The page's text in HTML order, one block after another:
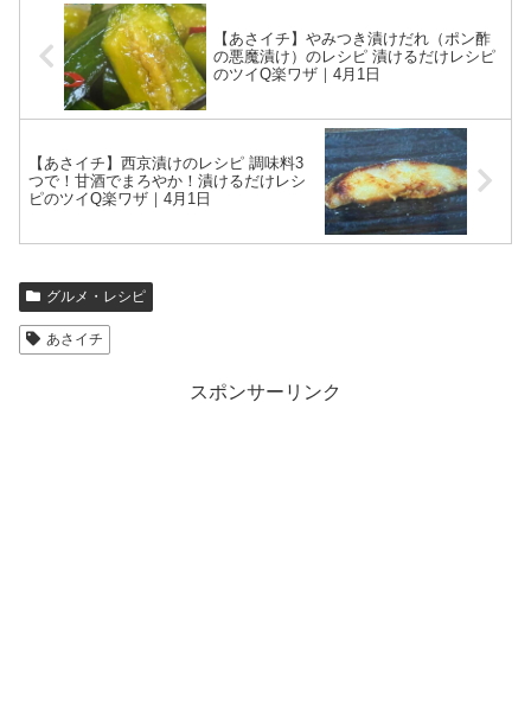
【あさイチ】やみつき漬けだれ（ポン酢
の悪魔漬け）のレシピ 漬けるだけレシピ
のツイQ楽ワザ｜4月1日
【あさイチ】西京漬けのレシピ 調味料3
つで！甘酒でまろやか！漬けるだけレシ
ピのツイQ楽ワザ｜4月1日
グルメ・レシピ
あさイチ
スポンサーリンク